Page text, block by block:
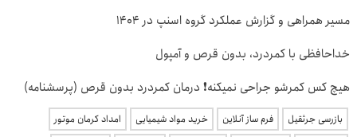
مسیر همراهی و گزارش عملکرد گروه اسنپ در ۱۴۰۴
خداحافظی با کمردرد، بدون قرص و آمپول
هیچ کس کمرشو جراحی نمیکنه❗ درمان کمردرد بدون قرص (پرسشنامه)
بازرسی جرثقیل فرم ساز آنلاین خرید مواد شیمیایی
امداد کرمان موتور